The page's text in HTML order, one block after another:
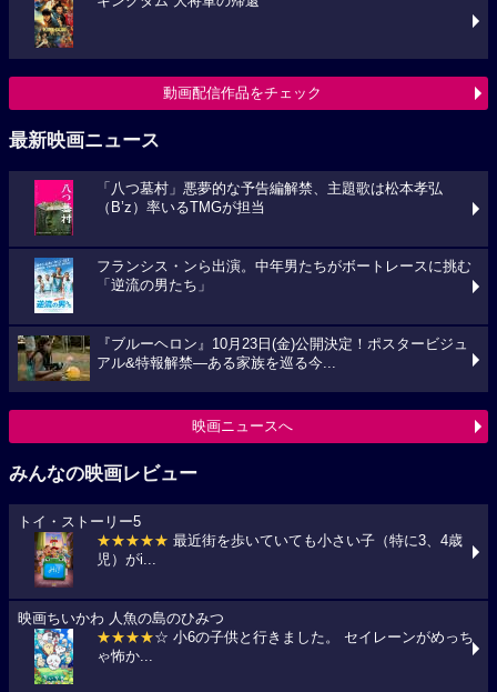
動画配信作品をチェック
最新映画ニュース
「八つ墓村」悪夢的な予告編解禁、主題歌は松本孝弘
（B’z）率いるTMGが担当
フランシス・ンら出演。中年男たちがボートレースに挑む
「逆流の男たち」
『ブルーヘロン』10月23日(金)公開決定！ポスタービジュ
アル&特報解禁―ある家族を巡る今...
映画ニュースへ
みんなの映画レビュー
トイ・ストーリー5
★★★★★ 最近街を歩いていても小さい子（特に3、4歳
児）がi...
映画ちいかわ 人魚の島のひみつ
★★★★☆ 小6の子供と行きました。 セイレーンがめっち
ゃ怖か...